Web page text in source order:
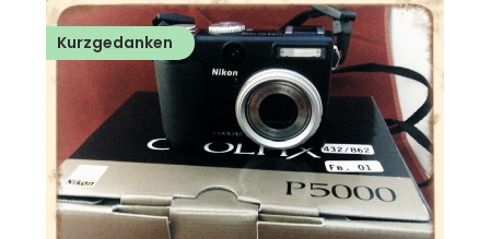
Kurzgedanken